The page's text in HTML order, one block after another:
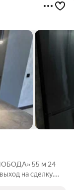
55 м 24
на сделку.